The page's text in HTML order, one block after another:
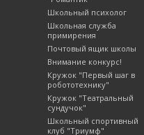
Школьный психолог
Школьная служба
примирения
Почтовый ящик школы
Внимание конкурс!
Кружок "Первый шаг в
робототехнику"
Кружок "Театральный
сундучок"
Школьный спортивный
клуб "Триумф"